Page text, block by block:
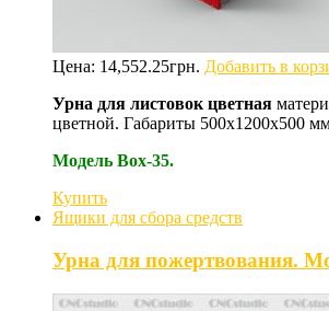
Цена: 14,552.25грн. Добавить в
Урна для листовок цветная
цветной. Габариты 500х1200х500
Модель Box-35.
Купить
Ящики для сбора средств
Урна для пожертвования.